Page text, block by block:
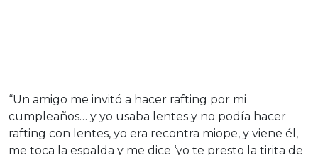
“Un amigo me invitó a hacer rafting por mi
cumpleaños… y yo usaba lentes y no podía hacer
rafting con lentes, yo era recontra miope, y viene él,
me toca la espalda y me dice ‘yo te presto la tirita de